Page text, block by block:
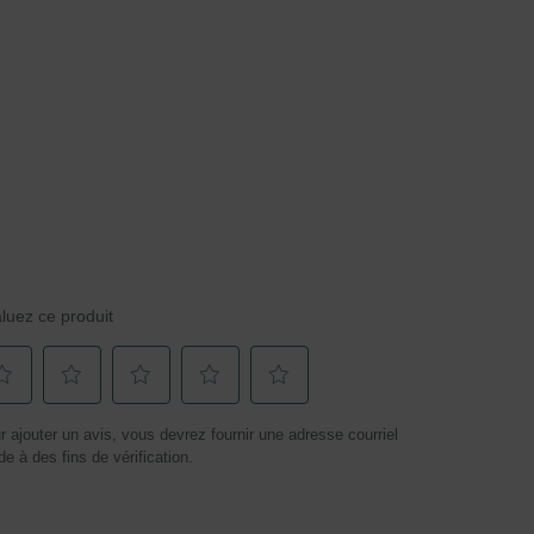
ce produit
pour
évaluer
pour
évaluer
pour
évaluer
pour
ajouter un avis, vous devrez fournir une adresse courriel
à des fins de vérification.